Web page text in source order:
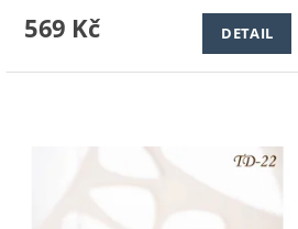
569 Kč DETAIL